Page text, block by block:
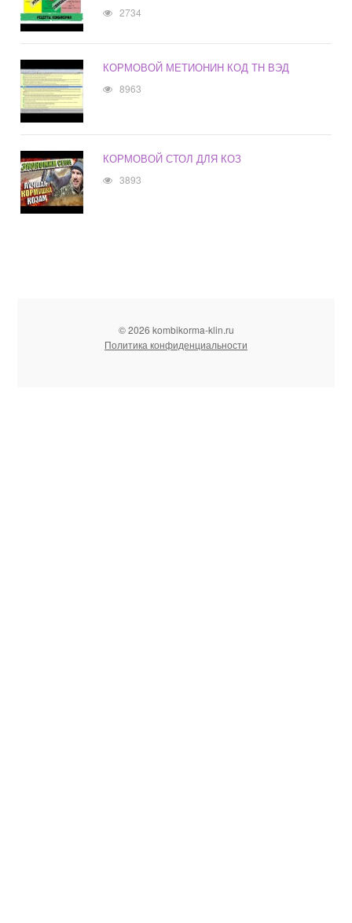
2734
КОРМОВОЙ МЕТИОНИН КОД ТН ВЭД
8963
КОРМОВОЙ СТОЛ ДЛЯ КОЗ
3893
© 2026 kombikorma-klin.ru
Политика конфиденциальности